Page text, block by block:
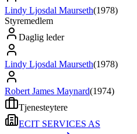
Lindy Ljosdal Maurseth(1978)
Styremedlem
Daglig leder
Lindy Ljosdal Maurseth(1978)
Robert James Maynard(1974)
Tjenesteytere
ECIT SERVICES AS